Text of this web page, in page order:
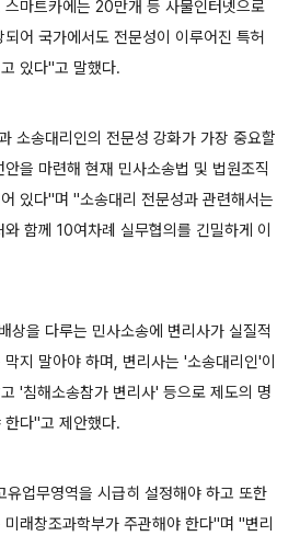
마트카에는 20만개 등 사물인터넷으로
어 국가에서도 전문성이 이루어진 특허
있다"고 말했다.
소송대리인의 전문성 강화가 가장 중요할
을 마련해 현재 민사소송법 및 법원조직
있다"며 "소송대리 전문성과 관련해서는
함께 10여차례 실무협의를 긴밀하게 이
상을 다루는 민사소송에 변리사가 실질적
지 말아야 하며, 변리사는 '소송대리인'이
'침해소송참가 변리사' 등으로 제도의 명
한다"고 제안했다.
유업무영역을 시급히 설정해야 하고 또한
래창조과학부가 주관해야 한다"며 "변리